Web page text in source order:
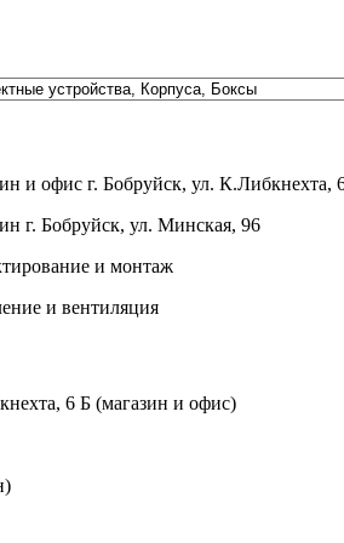
и офис г. Бобруйск, ул. К.Либкнехта,
г. Бобруйск, ул. Минская, 96
и монтаж
и вентиляция
6 Б (магазин и офис)